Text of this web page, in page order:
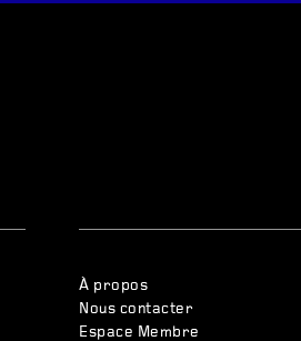
À propos
Nous contacter
Espace Membre